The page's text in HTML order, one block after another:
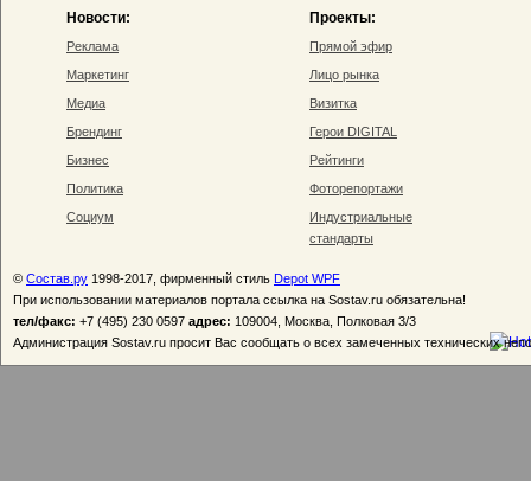
Новости:
Реклама
Маркетинг
Медиа
Брендинг
Бизнес
Политика
Социум
Проекты:
Прямой эфир
Лицо рынка
Визитка
Герои DIGITAL
Рейтинги
Фоторепортажи
Индустриальные
стандарты
© Состав.ру 1998-2017, фирменный стиль Depot WPF
При использовании материалов портала ссылка на Sostav.ru обязательна!
тел/факс: +7 (495) 230 0597 адрес: 109004, Москва, Полковая 3/3
Администрация Sostav.ru просит Вас сообщать о всех замеченных технических